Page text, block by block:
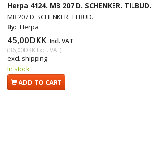
Herpa 4124. MB 207 D. SCHENKER. TILBUD.
MB 207 D. SCHENKER. TILBUD.
By: Herpa
45,00DKK Incl. VAT
(36,00DKK Excl. VAT)
excl. shipping
In stock
ADD TO CART